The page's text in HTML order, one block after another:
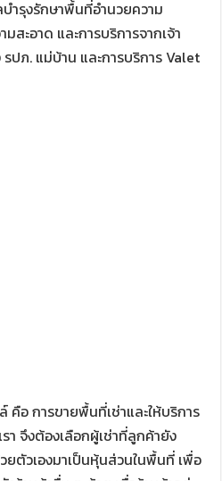
ำรุงรักษาพื้นที่อำนวยความ
สะอาด และการบริการจากเจ้า
ปภ. แม่บ้าน และการบริการ Valet
คือ การขายพื้นที่เช่าและให้บริการ
รา จึงต้องเลือกผู้เช่าที่ลูกค้ายัง
ยตัวเองมาเป็นหุ้นส่วนในพื้นที่ เพื่อ